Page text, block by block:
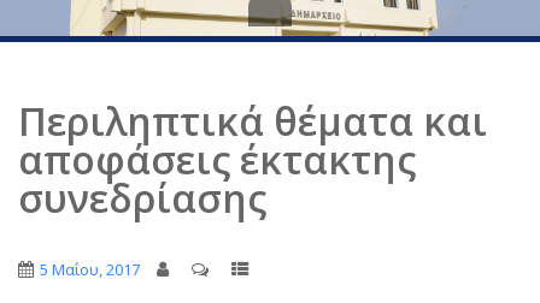
Περιληπτικά θέματα και
αποφάσεις έκτακτης
συνεδρίασης
5 Μαΐου, 2017